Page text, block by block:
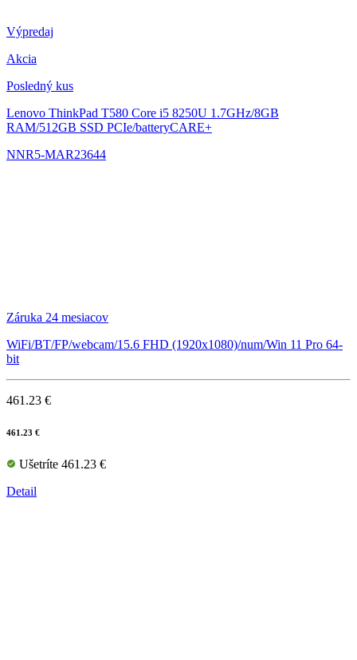
Výpredaj
Akcia
Posledný kus
Lenovo ThinkPad T580 Core i5 8250U 1.7GHz/8GB
RAM/512GB SSD PCIe/batteryCARE+
NNR5-MAR23644
Záruka 24 mesiacov
WiFi/BT/FP/webcam/15.6 FHD (1920x1080)/num/Win 11 Pro 64-
bit
461.23 €
461.23 €
Ušetríte 461.23 €
Detail